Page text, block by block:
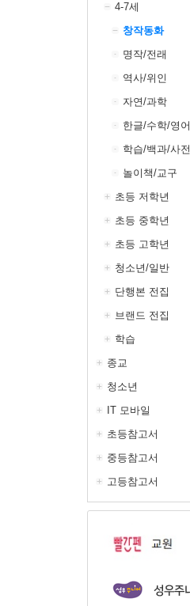
4-7세
창작동화
명작/전래
역사/위인
자연/과학
한글/수학/영어
학습/백과/사전
놀이책/교구
초등 저학년
초등 중학년
초등 고학년
청소년/일반
단행본 전집
브랜드 전집
학습
종교
청소년
IT 모바일
초등참고서
중등참고서
고등참고서